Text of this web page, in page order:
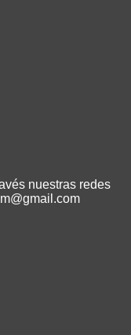
nuestras redes